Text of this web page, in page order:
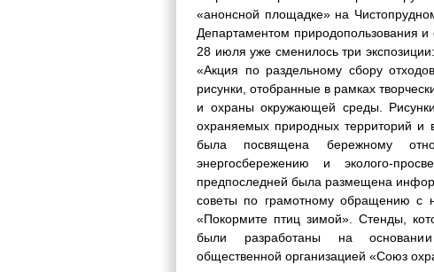
«анонсной площадке» на
Департаментом
28 июля уже сменилось три
«Акция по раздельному сбору
рисунки, отобранные в рамках
и охраны окружающей среды.
охраняемых природных территорий и
была посвящена бережному
энергосбережению и эколого-
предпоследней была размещена
советы по грамотному обращению с
«Покормите птиц зимой». Стенды,
были разработаны на основании
общественной организацией «Союз